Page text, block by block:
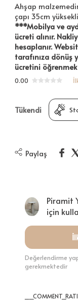
Ahşap
çapı 35cm
***Mobilya ve
ücreti alınır.
hesaplanır.
tarafınıza dönüş
ücretini
0.00
Tükendi
Paylaş
Piramit
için
Değerlendirme
gerekmektedir